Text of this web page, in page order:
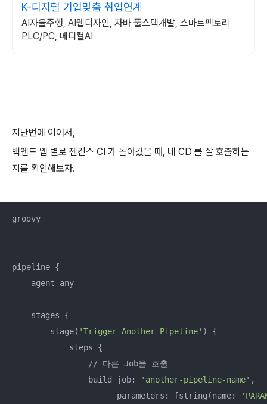
K-디지털 기업맞춤 취업연계
AI자율주행, AI웹디자인, 자바 풀스택개발, 스마트팩토리
PLC/PC, 메디컬AI
지난번에 이어서,
백엔드 앱 별로 젠킨스 CI 가 돌아갔을 때, 내 CD 를 잘 호출하는
지를 확인해보자.
groovy
pipeline {
    agent any
    stages {
        stage(
'Trigger Another Pipeline' ) {
            steps {
                // 다른 Job을 호출
                build job:
'another-pipeline-name' ,
                      parameters: [string(name: